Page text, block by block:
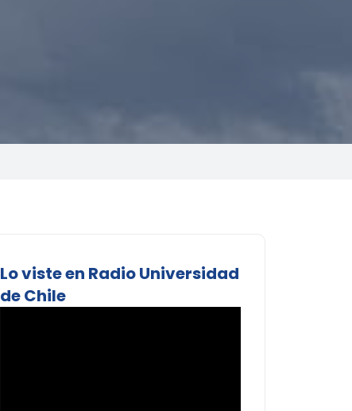
Lo viste en Radio Universidad
de Chile